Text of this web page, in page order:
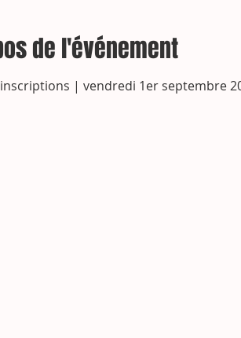
de l'événement
| vendredi 1er septembre